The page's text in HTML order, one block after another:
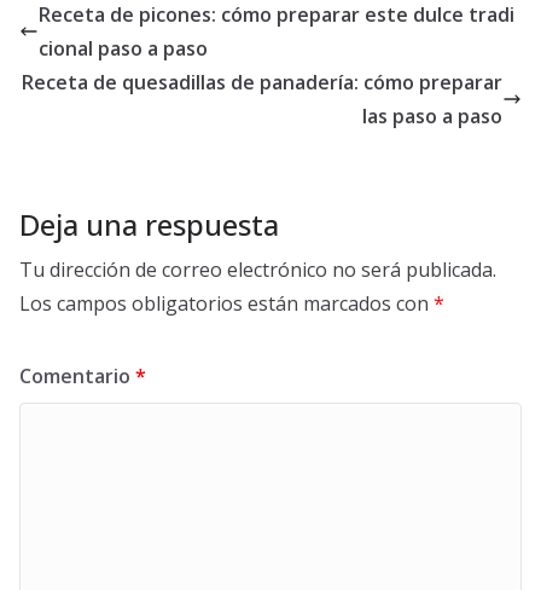
Receta de picones: cómo preparar este dulce tradi
cional paso a paso
Receta de quesadillas de panadería: cómo preparar
las paso a paso
Deja una respuesta
Tu dirección de correo electrónico no será publicada.
Los campos obligatorios están marcados con *
Comentario *